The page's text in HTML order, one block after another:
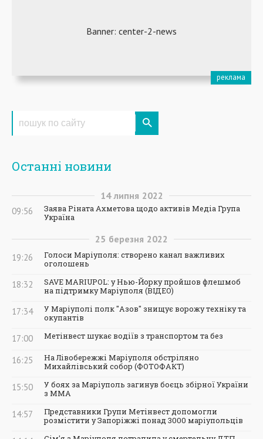
Останні новини
14 липня 2022
09:56
Заява Ріната Ахметова щодо активів Медіа Група
Україна
25 березня 2022
19:26
Голоси Маріуполя: створено канал важливих
оголошень
18:32
SAVE MARIUPOL: у Нью-Йорку пройшов флешмоб
на підтримку Маріуполя (ВІДЕО)
17:34
У Маріуполі полк "Азов" знищує ворожу техніку та
окупантів
17:00 Метінвест шукає водіїв з транспортом та без
16:25
На Лівобережжі Маріуполя обстріляно
Михайлівський собор (ФОТОФАКТ)
15:50
У боях за Маріуполь загинув боєць збірної України
з ММА
14:57
Представники Групи Метінвест допомогли
розмістити у Запоріжжі понад 3000 маріупольців